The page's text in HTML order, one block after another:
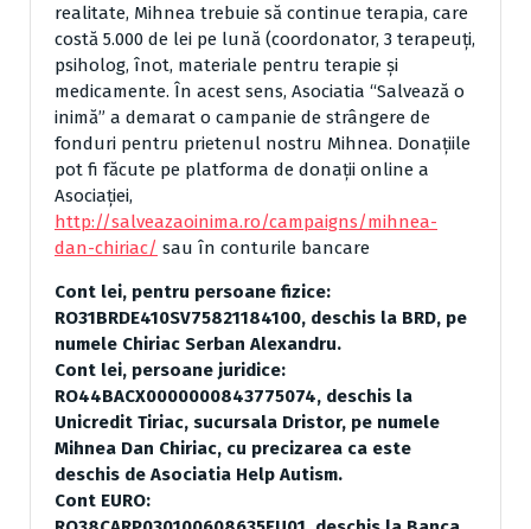
realitate, Mihnea trebuie să continue terapia, care
costă 5.000 de lei pe lună (coordonator, 3 terapeuți,
psiholog, înot, materiale pentru terapie și
medicamente. În acest sens, Asociatia “Salvează o
inimă” a demarat o campanie de strângere de
fonduri pentru prietenul nostru Mihnea. Donațiile
pot fi făcute pe platforma de donații online a
Asociației,
http://salveazaoinima.ro/campaigns/mihnea-
dan-chiriac/ sau în conturile bancare
Cont lei, pentru persoane fizice:
RO31BRDE410SV75821184100, deschis la BRD, pe
numele Chiriac Serban Alexandru.
Cont lei, persoane juridice:
RO44BACX0000000843775074, deschis la
Unicredit Tiriac, sucursala Dristor, pe numele
Mihnea Dan Chiriac, cu precizarea ca este
deschis de Asociatia Help Autism.
Cont EURO: